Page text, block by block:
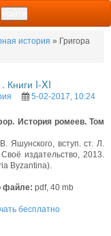
история » Григора
Книги I-XI
5-02-2017, 10:24
История ромеев. Том
Яшунского, вступ. ст. Л.
издательство, 2013.
Byzantina).
файле: pdf, 40 mb
бесплатно